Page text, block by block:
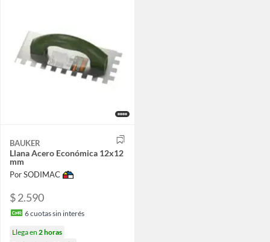
BAUKER
Llana Acero Económica 12x12
mm
Por SODIMAC
$ 2.590
6cuotas sin interés
Llega en 2 horas